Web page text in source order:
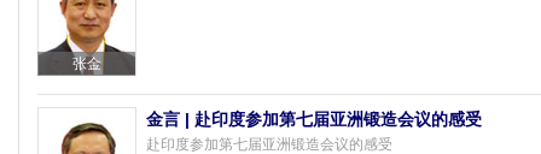
张金
金言 | 赴印度参加第七届亚洲锻造会议的感受
赴印度参加第七届亚洲锻造会议的感受